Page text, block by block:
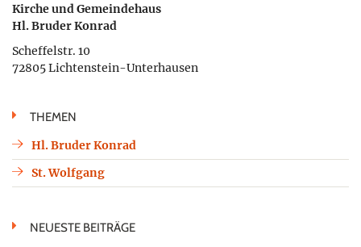
Kirche und Gemeindehaus
Hl. Bruder Konrad
Scheffelstr. 10
72805 Lichtenstein-Unterhausen
THEMEN
Hl. Bruder Konrad
St. Wolfgang
NEUESTE BEITRÄGE